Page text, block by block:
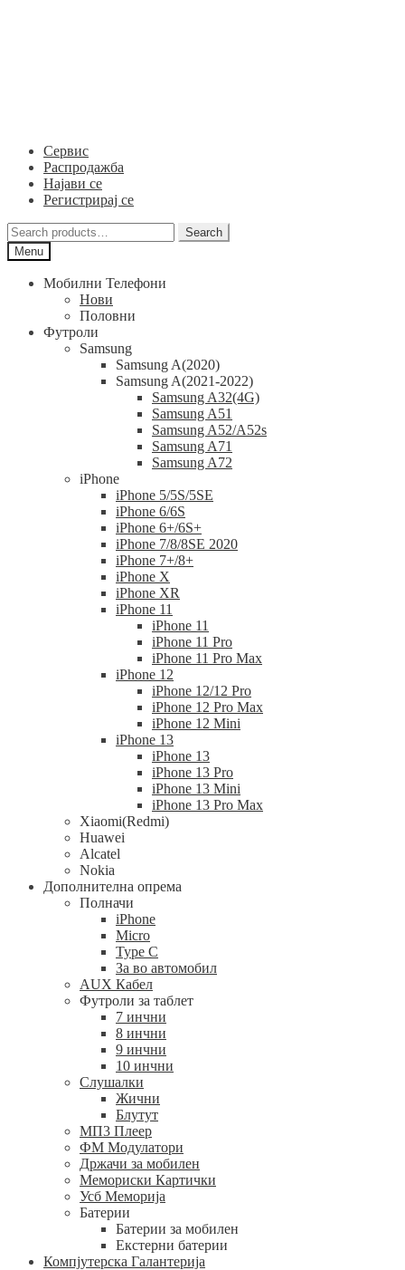
Сервис
Распродажба
Најави се
Регистрирај се
Search
for:
Search
Menu
Мобилни Телефони
Нови
Половни
Футроли
Samsung
Samsung A(2020)
Samsung A(2021-2022)
Samsung A32(4G)
Samsung A51
Samsung A52/A52s
Samsung A71
Samsung A72
iPhone
iPhone 5/5S/5SE
iPhone 6/6S
iPhone 6+/6S+
iPhone 7/8/8SE 2020
iPhone 7+/8+
iPhone X
iPhone XR
iPhone 11
iPhone 11
iPhone 11 Pro
iPhone 11 Pro Max
iPhone 12
iPhone 12/12 Pro
iPhone 12 Pro Max
iPhone 12 Mini
iPhone 13
iPhone 13
iPhone 13 Pro
iPhone 13 Mini
iPhone 13 Pro Max
Xiaomi(Redmi)
Huawei
Alcatel
Nokia
Дополнителна опрема
Полначи
iPhone
Micro
Type C
За во автомобил
AUX Кабел
Футроли за таблет
7 инчни
8 инчни
9 инчни
10 инчни
Слушалки
Жични
Блутут
МП3 Плеер
ФМ Модулатори
Држачи за мобилен
Мемориски Картички
Усб Меморија
Батерии
Батерии за мобилен
Екстерни батерии
Компјутерска Галантерија